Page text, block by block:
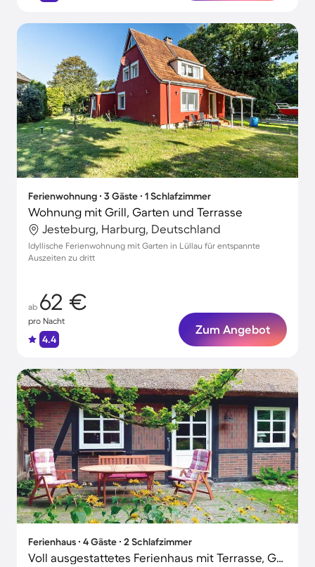
Ferienwohnung ∙ 3 Gäste ∙ 1 Schlafzimmer
Wohnung mit Grill, Garten und Terrasse
Jesteburg, Harburg, Deutschland
Idyllische Ferienwohnung mit Garten in Lüllau für entspannte
Auszeiten zu dritt
ab 62 €
pro Nacht
4.4
Zum Angebot
Ferienhaus ∙ 4 Gäste ∙ 2 Schlafzimmer
Voll ausgestattetes Ferienhaus mit Terrasse, Grill und Garten